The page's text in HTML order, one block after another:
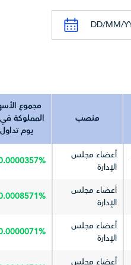
ألف
03-24
منصب
مجموع
المملوكة
يوم تداول
أعضاء مجلس
الإدارة
أعضاء مجلس
الإدارة
أعضاء مجلس
الإدارة
أعضاء مجلس